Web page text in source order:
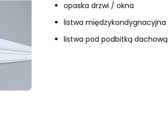
opaska drzwi / okna
listwa międzykondygnacyjna
listwa pod podbitką dachową